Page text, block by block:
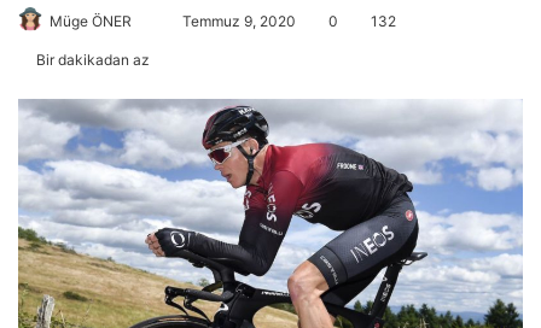
Müge ÖNER
e
-
p
o
s
t
a
g
Temmuz 9, 2020 0 132
Bir dakikadan az